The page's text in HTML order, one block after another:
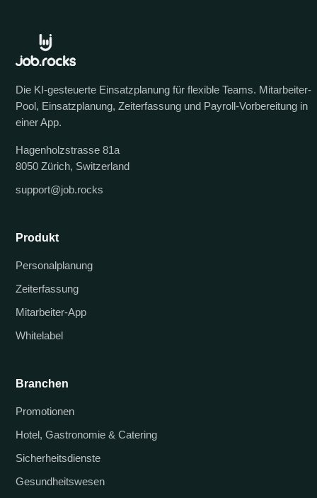
Die KI-gesteuerte Einsatzplanung für flexible Teams. Mitarbeiter-
Pool, Einsatzplanung, Zeiterfassung und Payroll-Vorbereitung in
einer App.
Hagenholzstrasse 81a
8050 Zürich, Switzerland
support@job.rocks
Produkt
Personalplanung
Zeiterfassung
Mitarbeiter-App
Whitelabel
Branchen
Promotionen
Hotel, Gastronomie & Catering
Sicherheitsdienste
Gesundheitswesen